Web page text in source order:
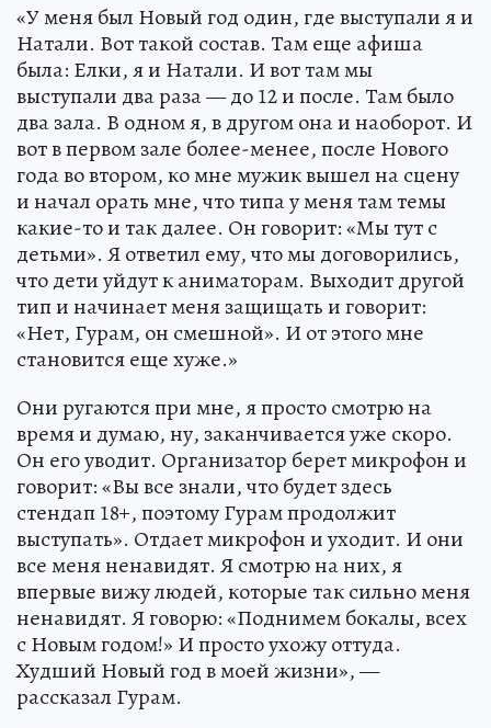
«У меня был Новый год один, где выступали я и
Натали. Вот такой состав. Там еще афиша
была: Елки, я и Натали. И вот там мы
выступали два раза — до 12 и после. Там было
два зала. В одном я, в другом она и наоборот. И
вот в первом зале более-менее, после Нового
года во втором, ко мне мужик вышел на сцену
и начал орать мне, что типа у меня там темы
какие-то и так далее. Он говорит: «Мы тут с
детьми». Я ответил ему, что мы договорились,
что дети уйдут к аниматорам. Выходит другой
тип и начинает меня защищать и говорит:
«Нет, Гурам, он смешной». И от этого мне
становится еще хуже.»
Они ругаются при мне, я просто смотрю на
время и думаю, ну, заканчивается уже скоро.
Он его уводит. Организатор берет микрофон и
говорит: «Вы все знали, что будет здесь
стендап 18+, поэтому Гурам продолжит
выступать». Отдает микрофон и уходит. И они
все меня ненавидят. Я смотрю на них, я
впервые вижу людей, которые так сильно меня
ненавидят. Я говорю: «Поднимем бокалы, всех
с Новым годом!» И просто ухожу оттуда.
Худший Новый год в моей жизни», —
рассказал Гурам.